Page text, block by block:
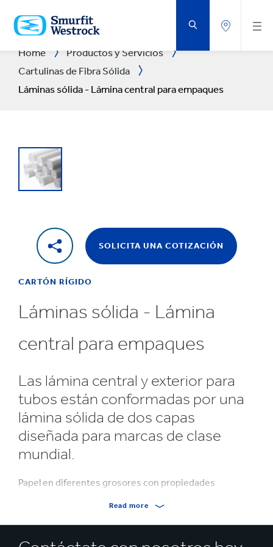
AL
CONTENIDO
PRINCIPAL
Home
Productos y Servicios
Cartulinas de Fibra Sólida
Láminas sólida - Lámina central para empaques
SOLICITA UNA COTIZACIÓN
CARTÓN RÍGIDO
Láminas sólida - Lámina
central para empaques
Las lámina central y exterior para
tubos están conformadas por una
lámina sólida de dos capas
diseñada para marcas de clase
mundial.
Papel en diferentes grosores con propiedades
Read more